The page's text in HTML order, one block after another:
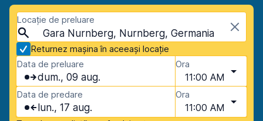
Locație de preluare
Gara Nurnberg, Nurnberg, Germania
Returnez mașina în aceeași locație
Data de preluare
dum., 09 aug.
Ora
11:00 AM
Data de predare
lun., 17 aug.
Ora
11:00 AM